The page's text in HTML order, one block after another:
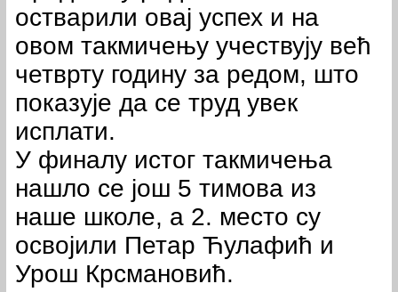
остварили овај успех и на
овом такмичењу учествују већ
четврту годину за редом, што
показује да се труд увек
исплати.
У финалу истог такмичења
нашло се још 5 тимова из
наше школе, а 2. место су
освојили Петар Ћулафић и
Урош Крсмановић.